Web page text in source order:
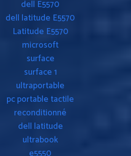
dell E5570
dell latitude E5570
Latitude E5570
microsoft
surface
surface 1
ultraportable
pc portable tactile
reconditionné
dell latitude
ultrabook